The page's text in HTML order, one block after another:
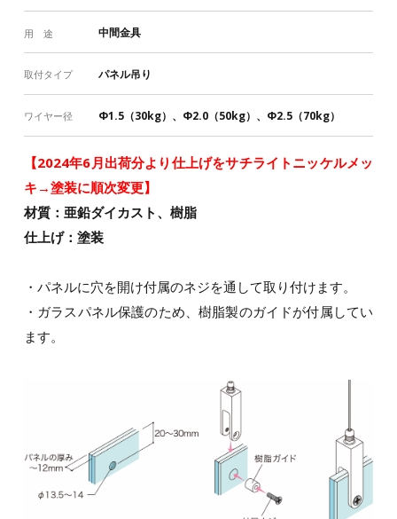
用 途 中間金具
取付タイプ パネル吊り
ワイヤー径 Φ1.5（30kg）、Φ2.0（50kg）、Φ2.5（70kg）
【2024年6月出荷分より仕上げをサチライトニッケルメッ
キ→塗装に順次変更】
材質：亜鉛ダイカスト、樹脂
仕上げ：塗装
・パネルに穴を開け付属のネジを通して取り付けます。
・ガラスパネル保護のため、樹脂製のガイドが付属してい
ます。